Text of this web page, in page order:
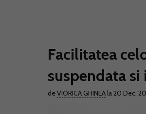
Facilitatea
suspendata
deVIORICA GHINEA la 20 Dec.